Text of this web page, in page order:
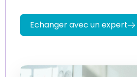
Echanger avec un expert